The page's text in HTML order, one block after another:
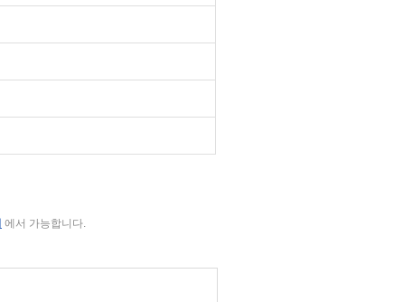
에서 가능합니다.